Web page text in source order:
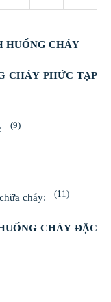
HUỐNG CHÁY
CHÁY PHỨC TẠP
(9)
cháy: (11)
CHÁY ĐẶC